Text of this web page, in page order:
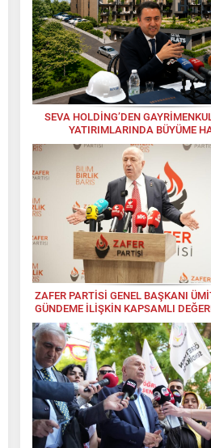
SEVA HOLDİNG’DEN
YATIRIMLARINDA BÜYÜME
ZAFER PARTİSİ GENEL BAŞKANI
GÜNDEME İLİŞKİN KAPSAMLI